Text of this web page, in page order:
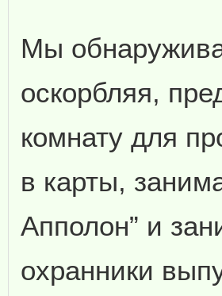
Мы
оскорбляя,
комнату для
в карты,
Апполон” и
охранники